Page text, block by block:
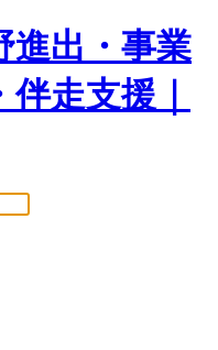
進出・事業
走支援｜